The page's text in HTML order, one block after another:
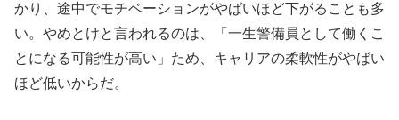
かり、途中でモチベーションがやばいほど下がることも多
い。やめとけと言われるのは、「一生警備員として働くこ
とになる可能性が高い」ため、キャリアの柔軟性がやばい
ほど低いからだ。